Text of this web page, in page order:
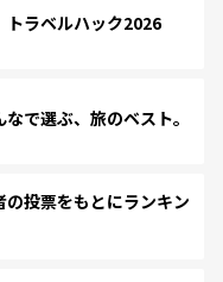
ラベルハック2026
で選ぶ、旅のベスト。
投票をもとにランキン